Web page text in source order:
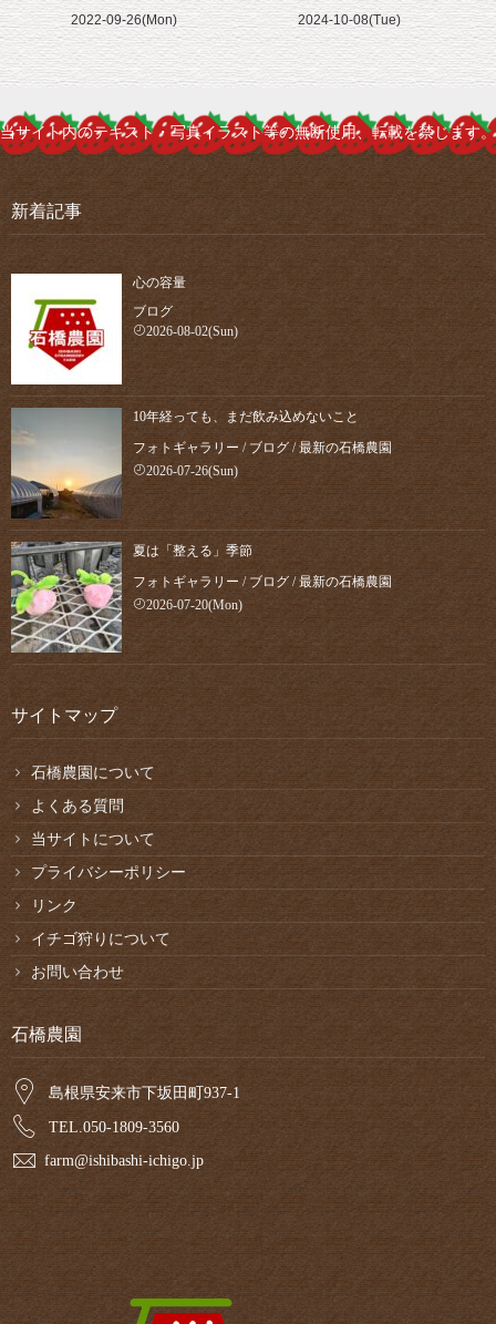
2022-09-26(Mon) 2024-10-08(Tue)
当サイト内のテキスト・写真イラスト等の無断使用、転載を禁じます。
新着記事
心の容量
ブログ
2026-08-02(Sun)
10年経っても、まだ飲み込めないこと
フォトギャラリー / ブログ /最新の石橋農園
2026-07-26(Sun)
夏は「整える」季節
フォトギャラリー / ブログ/最新の石橋農園
2026-07-20(Mon)
サイトマップ
石橋農園について
よくある質問
当サイトについて
プライバシーポリシー
リンク
イチゴ狩りについて
お問い合わせ
石橋農園
島根県安来市下坂田町937-1
TEL.050-1809-3560
farm@ishibashi-ichigo.jp